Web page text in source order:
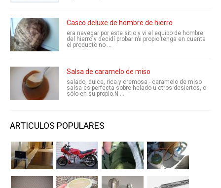
Casco deluxe de hombre de hierro
era navegar por este sitio y vi el equipo de hombre
del hierro y decidí probar mi propio tenga en cuenta
el producto no ...
Salsa de caramelo de miso
salado, dulce, rica y cremosa - caramelo de miso
salsa es perfecta sobre helado u otros desiertos, o
sólo en su propio.N ...
ARTICULOS POPULARES